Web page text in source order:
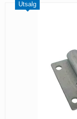
Utsalg